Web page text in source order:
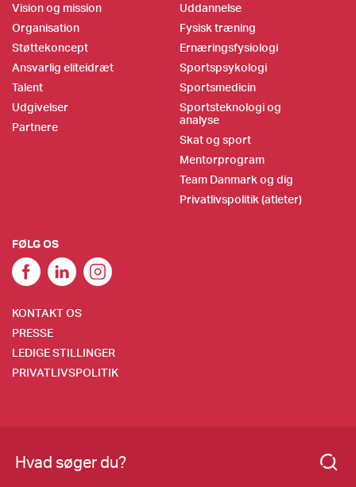
Vision og mission
Organisation
Støttekoncept
Ansvarlig eliteidræt
Talent
Udgivelser
Partnere
Uddannelse
Fysisk træning
Ernæringsfysiologi
Sportspsykologi
Sportsmedicin
Sportsteknologi og
analyse
Skat og sport
Mentorprogram
Team Danmark og dig
Privatlivspolitik (atleter)
FØLG OS
KONTAKT OS
PRESSE
LEDIGE STILLINGER
PRIVATLIVSPOLITIK